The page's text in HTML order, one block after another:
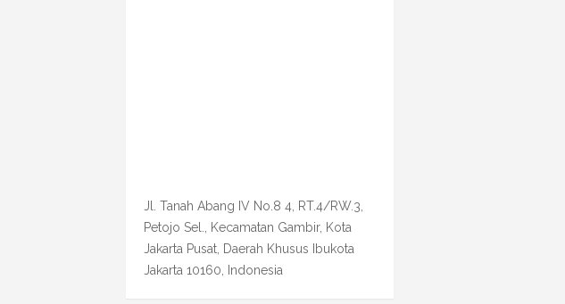
Jl. Tanah Abang IV No.8 4, RT.4/RW.3,
Petojo Sel., Kecamatan Gambir, Kota
Jakarta Pusat, Daerah Khusus Ibukota
Jakarta 10160, Indonesia